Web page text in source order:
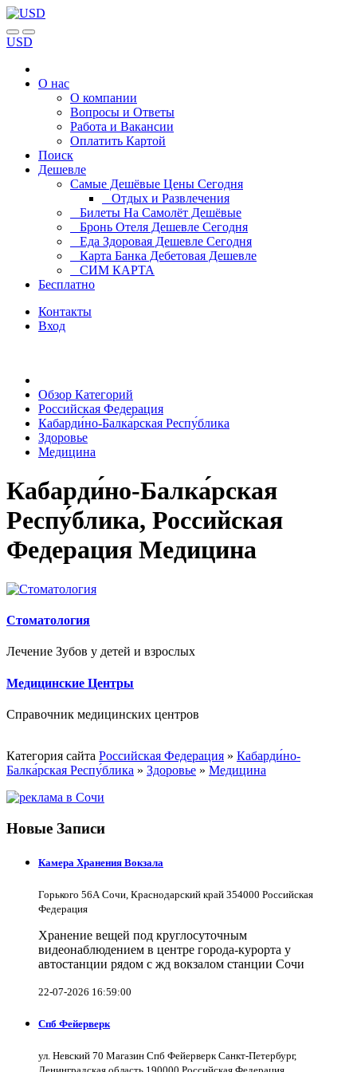
USD
О нас
О компании
Вопросы и Ответы
Работа и Вакансии
Оплатить Картой
Поиск
Дешевле
Самые Дешёвые Цены Сегодня
Отдых и Развлечения
Билеты На Самолёт Дешёвые
Бронь Отеля Дешевле Сегодня
Еда Здоровая Дешевле Сегодня
Карта Банка Дебетовая Дешевле
СИМ КАРТА
Бесплатно
Контакты
Вход
Обзор Категорий
Российская Федерация
Кабарди́но-Балка́рская Респу́блика
Здоровье
Медицина
Кабарди́но-Балка́рская
Респу́блика, Российская
Федерация Медицина
Стоматология
Лечение Зубов у детей и взрослых
Медицинские Центры
Справочник медицинских центров
Категория сайта Российская Федерация » Кабарди́но-
Балка́рская Респу́блика » Здоровье » Медицина
Новые Записи
Камера Хранения Вокзала
Горького 56А Сочи, Краснодарский край 354000 Российская
Федерация
Хранение вещей под круглосуточным
видеонаблюдением в центре города-курорта у
автостанции рядом с жд вокзалом станции Сочи
22-07-2026 16:59:00
Спб Фейерверк
ул. Невский 70 Магазин Спб Фейерверк Санкт-Петербург,